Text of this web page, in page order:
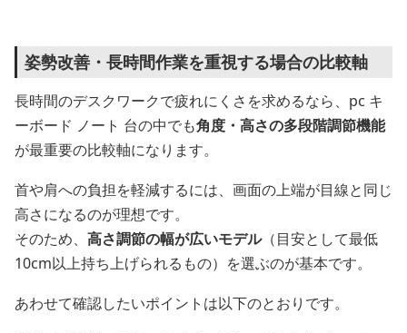
姿勢改善・長時間作業を重視する場合の比較軸
長時間のデスクワークで疲れにくさを求めるなら、pc キ
ーボード ノート 台の中でも角度・高さの多段階調節機能
が最重要の比較軸になります。
首や肩への負担を軽減するには、画面の上端が目線と同じ
高さになるのが理想です。
そのため、 高さ調節の幅が広いモデル（目安として最低
10cm以上持ち上げられるもの）を選ぶのが基本です。
あわせて確認したいポイントは以下のとおりです。